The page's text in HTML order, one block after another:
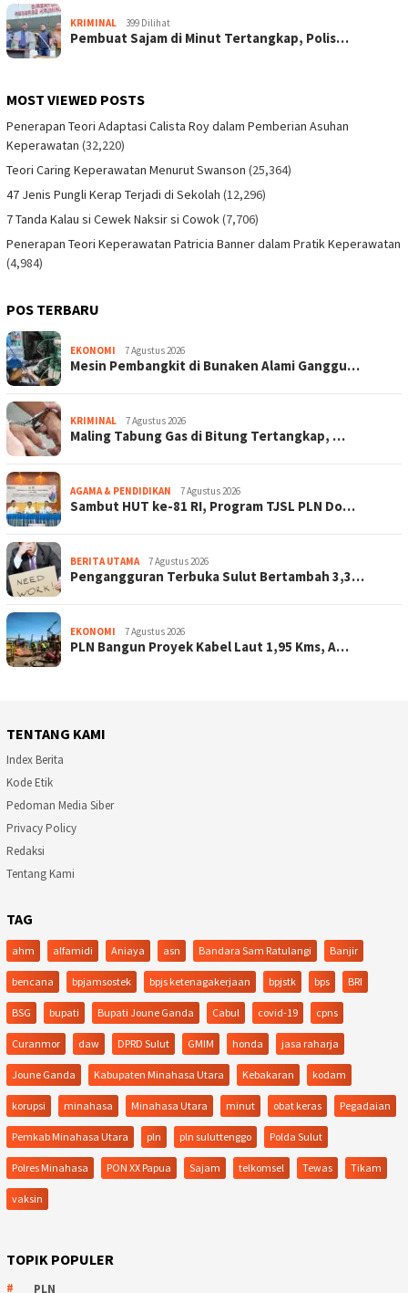
KRIMINAL 399 Dilihat
Pembuat Sajam di Minut Tertangkap, Polis…
MOST VIEWED POSTS
Penerapan Teori Adaptasi Calista Roy dalam Pemberian Asuhan
Keperawatan (32,220)
Teori Caring Keperawatan Menurut Swanson (25,364)
47 Jenis Pungli Kerap Terjadi di Sekolah (12,296)
7 Tanda Kalau si Cewek Naksir si Cowok(7,706)
Penerapan Teori Keperawatan Patricia Banner dalam Pratik Keperawatan
(4,984)
POS TERBARU
EKONOMI 7 Agustus 2026
Mesin Pembangkit di Bunaken Alami Ganggu…
KRIMINAL 7 Agustus 2026
Maling Tabung Gas di Bitung Tertangkap, …
AGAMA & PENDIDIKAN 7 Agustus 2026
Sambut HUT ke-81 RI, Program TJSL PLN Do…
BERITA UTAMA 7 Agustus 2026
Pengangguran Terbuka Sulut Bertambah 3,3…
EKONOMI 7 Agustus 2026
PLN Bangun Proyek Kabel Laut 1,95 Kms, A…
TENTANG KAMI
Index Berita
Kode Etik
Pedoman Media Siber
Privacy Policy
Redaksi
Tentang Kami
TAG
ahm alfamidi Aniaya asn Bandara Sam Ratulangi Banjir
bencana bpjamsostek bpjs ketenagakerjaan bpjstk bps BRI
BSG bupati Bupati Joune Ganda Cabul covid-19 cpns
Curanmor daw DPRD Sulut GMIM honda jasa raharja
Joune Ganda Kabupaten Minahasa Utara Kebakaran kodam
korupsi minahasa Minahasa Utara minut obat keras Pegadaian
Pemkab Minahasa Utara pln pln suluttenggo Polda Sulut
Polres Minahasa PON XX Papua Sajam telkomsel Tewas Tikam
vaksin
TOPIK POPULER
PLN